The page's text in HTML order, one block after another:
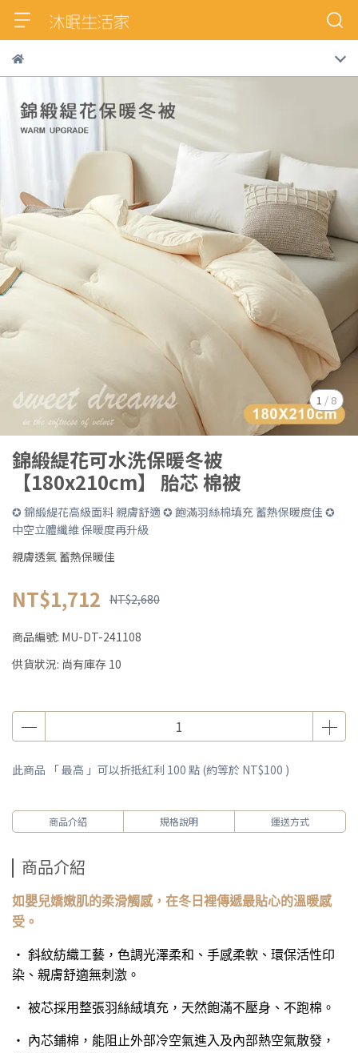
1 / 8
錦緞緹花可水洗保暖冬被
【180x210cm】 胎芯 棉被
✪ 錦緞緹花高級面料 親膚舒適 ✪ 飽滿羽絲棉填充 蓄熱保暖度佳 ✪
中空立體纖維 保暖度再升級
親膚透氣 蓄熱保暖佳
NT$1,712 NT$2,680
商品編號: MU-DT-241108
供貨狀況: 尚有庫存 10
此商品 「 最高 」可以折抵紅利 100 點 (約等於 NT$100 )
商品介紹 規格說明 運送方式
商品介紹
如嬰兒嬌嫩肌的柔滑觸感，在冬日裡傳遞最貼心的溫暖感
受。
‧ 斜紋紡織工藝，色調光澤柔和、手感柔軟、環保活性印
染、親膚舒適無刺激。
‧ 被芯採用整張羽絲絨填充，天然飽滿不壓身、不跑棉。
‧ 內芯鋪棉，能阻止外部冷空氣進入及內部熱空氣散發，